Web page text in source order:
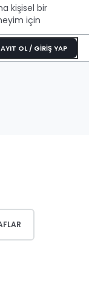
kişisel bir
için
OL / GİRİŞ YAP